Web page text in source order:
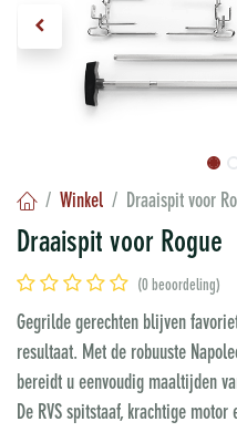
Winkel Draaispit voor
Draaispit voor Rogue
(0 beoordeling)
Gegrilde gerechten blijven
resultaat. Met de robuuste
bereidt u eenvoudig maaltijden
De RVS spitstaaf, krachtige